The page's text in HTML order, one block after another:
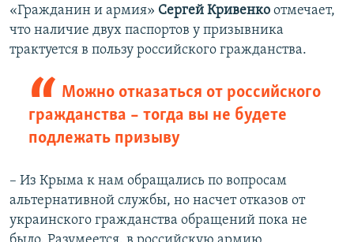
«Гражданин и армия» Сергей Кривенко отмечает,
что наличие двух паспортов у призывника
трактуется в пользу российского гражданства.
Можно отказаться от российского
гражданства – тогда вы не будете
подлежать призыву
– Из Крыма к нам обращались по вопросам
альтернативной службы, но насчет отказов от
украинского гражданства обращений пока не